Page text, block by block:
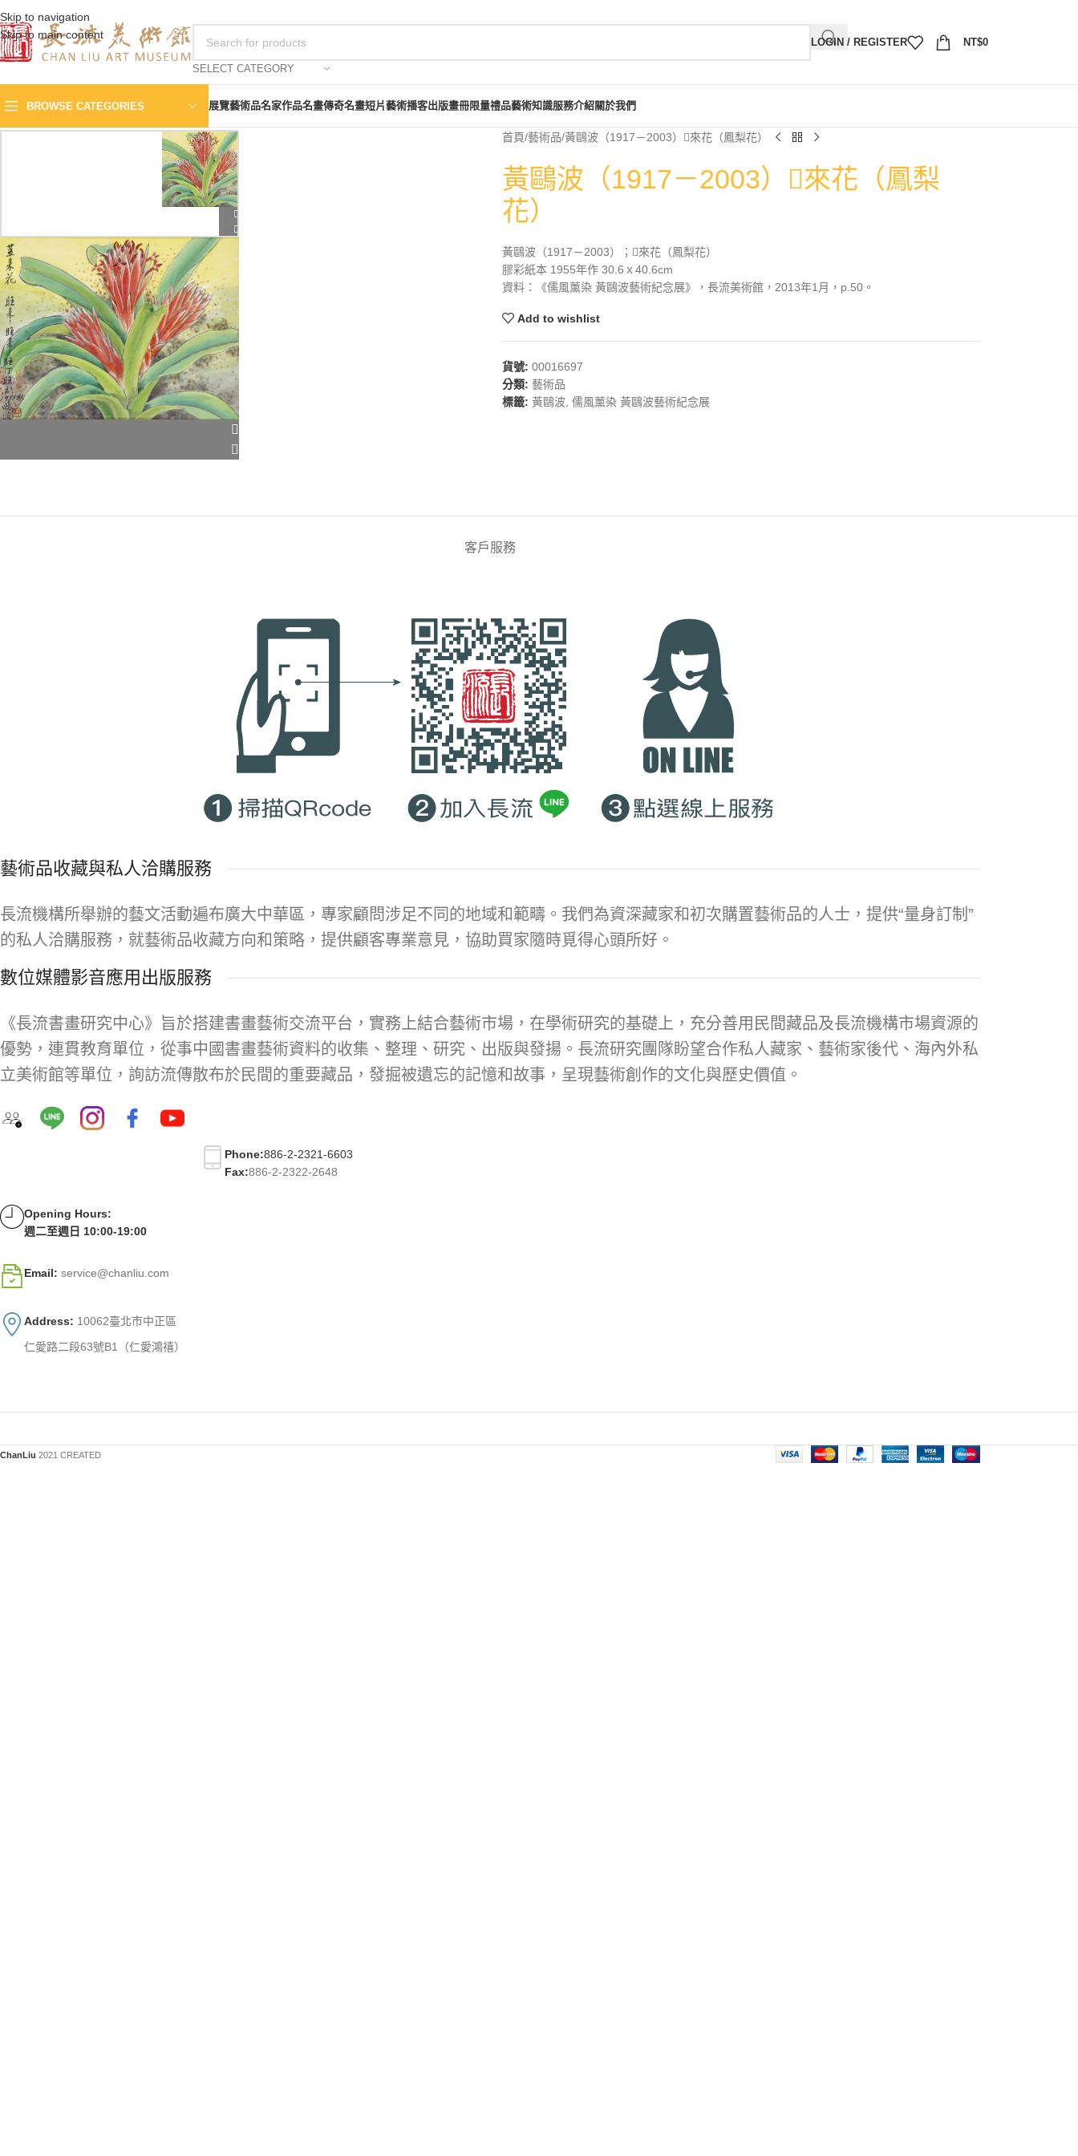
Skip to navigation
Skip to main content
SELECT CATEGORY
LOGIN / REGISTER NT$0
BROWSE CATEGORIES 展覽藝術品名家作品名畫傳奇名畫短片藝術播客出版畫冊限量禮品藝術知識服務介紹關於我們
首頁 藝術品 黃鷗波（1917－2003）𦬬來花（鳳梨花）
黃鷗波（1917－2003）𦬬來花（鳳梨
花）
黃鷗波（1917－2003）；𦬬來花（鳳梨花）
膠彩紙本 1955年作 30.6ｘ40.6cm
資料：《儒風薰染 黃鷗波藝術紀念展》，長流美術館，2013年1月，p.50。
Add to wishlist
貨號: 00016697
分類: 藝術品
標籤: 黃鷗波, 儒風薰染 黃鷗波藝術紀念展
客戶服務
藝術品收藏與私人洽購服務
長流機構所舉辦的藝文活動遍布廣大中華區，專家顧問涉足不同的地域和範疇。我們為資深藏家和初次購置藝術品的人士，提供“量身訂制”
的私人洽購服務，就藝術品收藏方向和策略，提供顧客專業意見，協助買家隨時覓得心頭所好。
數位媒體影音應用出版服務
《長流書畫研究中心》旨於搭建書畫藝術交流平台，實務上結合藝術市場，在學術研究的基礎上，充分善用民間藏品及長流機構市場資源的
優勢，連貫教育單位，從事中國書畫藝術資料的收集、整理、研究、出版與發揚。長流研究團隊盼望合作私人藏家、藝術家後代、海內外私
立美術館等單位，詢訪流傳散布於民間的重要藏品，發掘被遺忘的記憶和故事，呈現藝術創作的文化與歷史價值。
Phone:886-2-2321-6603
Fax:886-2-2322-2648
Opening Hours:
週二至週日 10:00-19:00
Email: service@chanliu.com
Address: 10062臺北市中正區
仁愛路二段63號B1（仁愛鴻禧）
ChanLiu 2021 CREATED